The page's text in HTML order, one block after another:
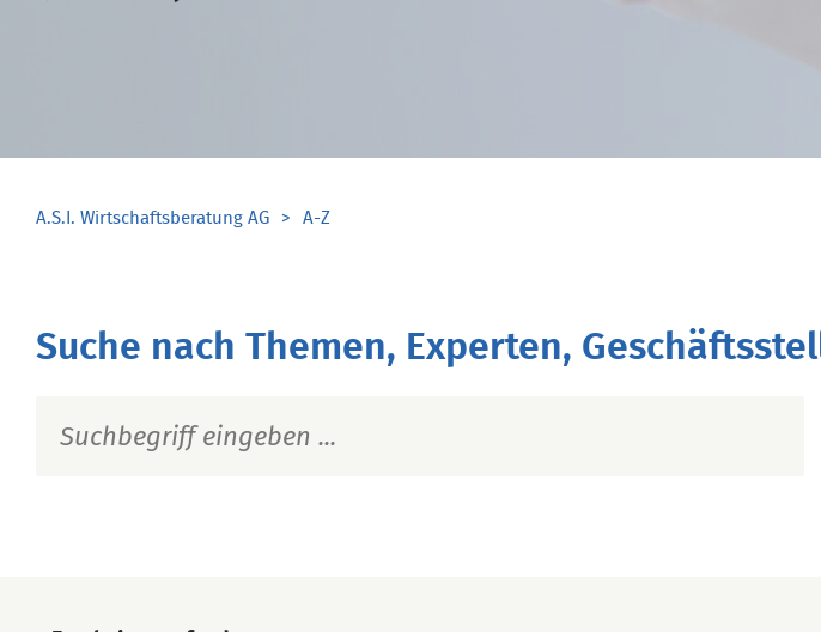
A.S.I. Wirtschaftsberatung AG A-Z
Suche nach Themen, Experten,